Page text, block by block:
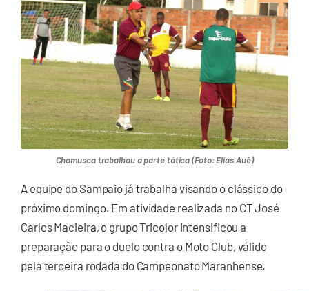
Chamusca trabalhou a parte tática (Foto: Elias Auê)
A equipe do Sampaio já trabalha visando o clássico do
próximo domingo. Em atividade realizada no CT José
Carlos Macieira, o grupo Tricolor intensificou a
preparação para o duelo contra o Moto Club, válido
pela terceira rodada do Campeonato Maranhense.